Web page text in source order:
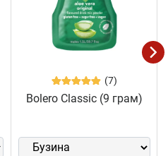
(7)
Bolero Classic (9 грам)